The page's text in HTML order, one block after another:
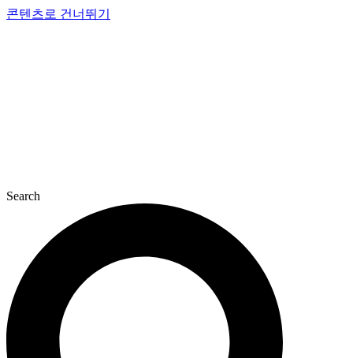
콘텐츠로 건너뛰기
Search